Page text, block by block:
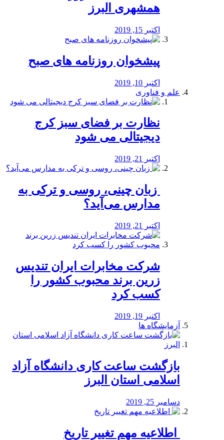
همشهری البرز
اکتبر 15, 2019
پیشخوان روزنامه های صبح
اکتبر 10, 2019
علم و فناوری
نظارت بر فضای سبز کرج
دیجیتالی می شود
اکتبر 21, 2019
️ زبان چینی، روسی و ترکی به
مدارس می‌آید؟
اکتبر 21, 2019
شرکت مخابرات ایران تندیس
زرین برند محبوب کشور را
کسب کرد
اکتبر 19, 2019
آزمایشگاه ها
بازگشت ساعت کاری دانشگاه آزاد
اسلامی استان البرز
دسامبر 25, 2019
️ اطلاعیه مهم تغییر تاریخ